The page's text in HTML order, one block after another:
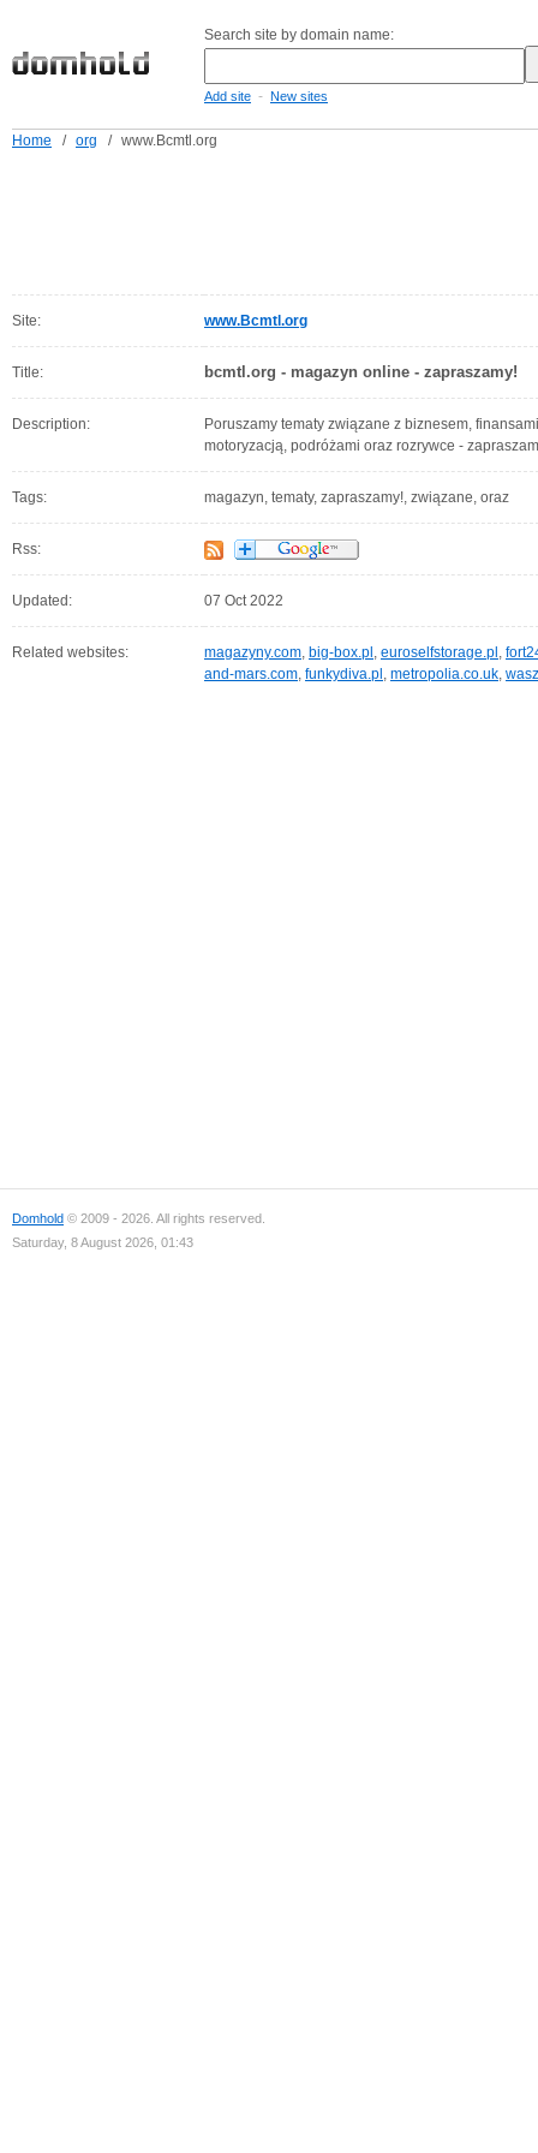
Search site by domain name:
Add site - New sites
Home / org / www.Bcmtl.org
Site: www.Bcmtl.org
Title: bcmtl.org - magazyn online - zapraszamy!
Description:
Poruszamy tematy związane z biznesem,
motoryzacją, podróżami oraz rozrywce -
Tags: magazyn, tematy, zapraszamy!, związane, oraz
Rss:
Updated: 07 Oct 2022
Related websites: magazyny.com, big-box.pl , euroselfstorage.pl ,
and-mars.com, funkydiva.pl , metropolia.co.uk,
Domhold © 2009 - 2026. All rights reserved.
Saturday, 8 August 2026, 01:43